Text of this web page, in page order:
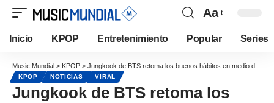
Aa
Inicio KPOP Entretenimiento Popular Series
Music Mundial > KPOP > Jungkook de BTS retoma los buenos hábitos en medio de las preparaciones del regreso del grupo
KPOP NOTICIAS VIRAL
Jungkook de BTS retoma los